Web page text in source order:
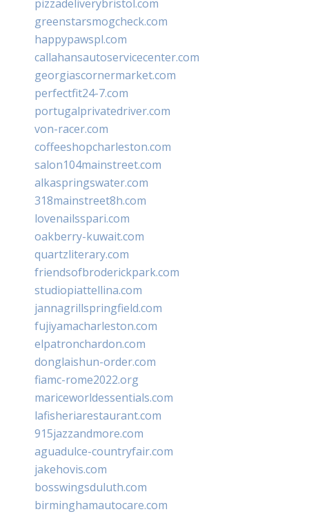
pizzadeliverybristol.com
greenstarsmogcheck.com
happypawspl.com
callahansautoservicecenter.com
georgiascornermarket.com
perfectfit24-7.com
portugalprivatedriver.com
von-racer.com
coffeeshopcharleston.com
salon104mainstreet.com
alkaspringswater.com
318mainstreet8h.com
lovenailsspari.com
oakberry-kuwait.com
quartzliterary.com
friendsofbroderickpark.com
studiopiattellina.com
jannagrillspringfield.com
fujiyamacharleston.com
elpatronchardon.com
donglaishun-order.com
fiamc-rome2022.org
mariceworldessentials.com
lafisheriarestaurant.com
915jazzandmore.com
aguadulce-countryfair.com
jakehovis.com
bosswingsduluth.com
birminghamautocare.com